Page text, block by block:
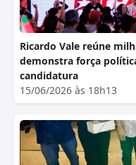
Ricardo Vale reúne
demonstra força
candidatura
15/06/2026 às 18h13